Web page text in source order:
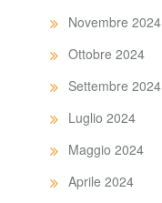
Novembre 2024
Ottobre 2024
Settembre 2024
Luglio 2024
Maggio 2024
Aprile 2024